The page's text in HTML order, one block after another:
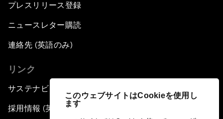
このウェブサイトはCookieを使用し
ます
プレスリリース登録
ニュースレター購読
連絡先 (英語のみ)
リンク
サステナビリティへの取り組み
採用情報 (英語のみ)